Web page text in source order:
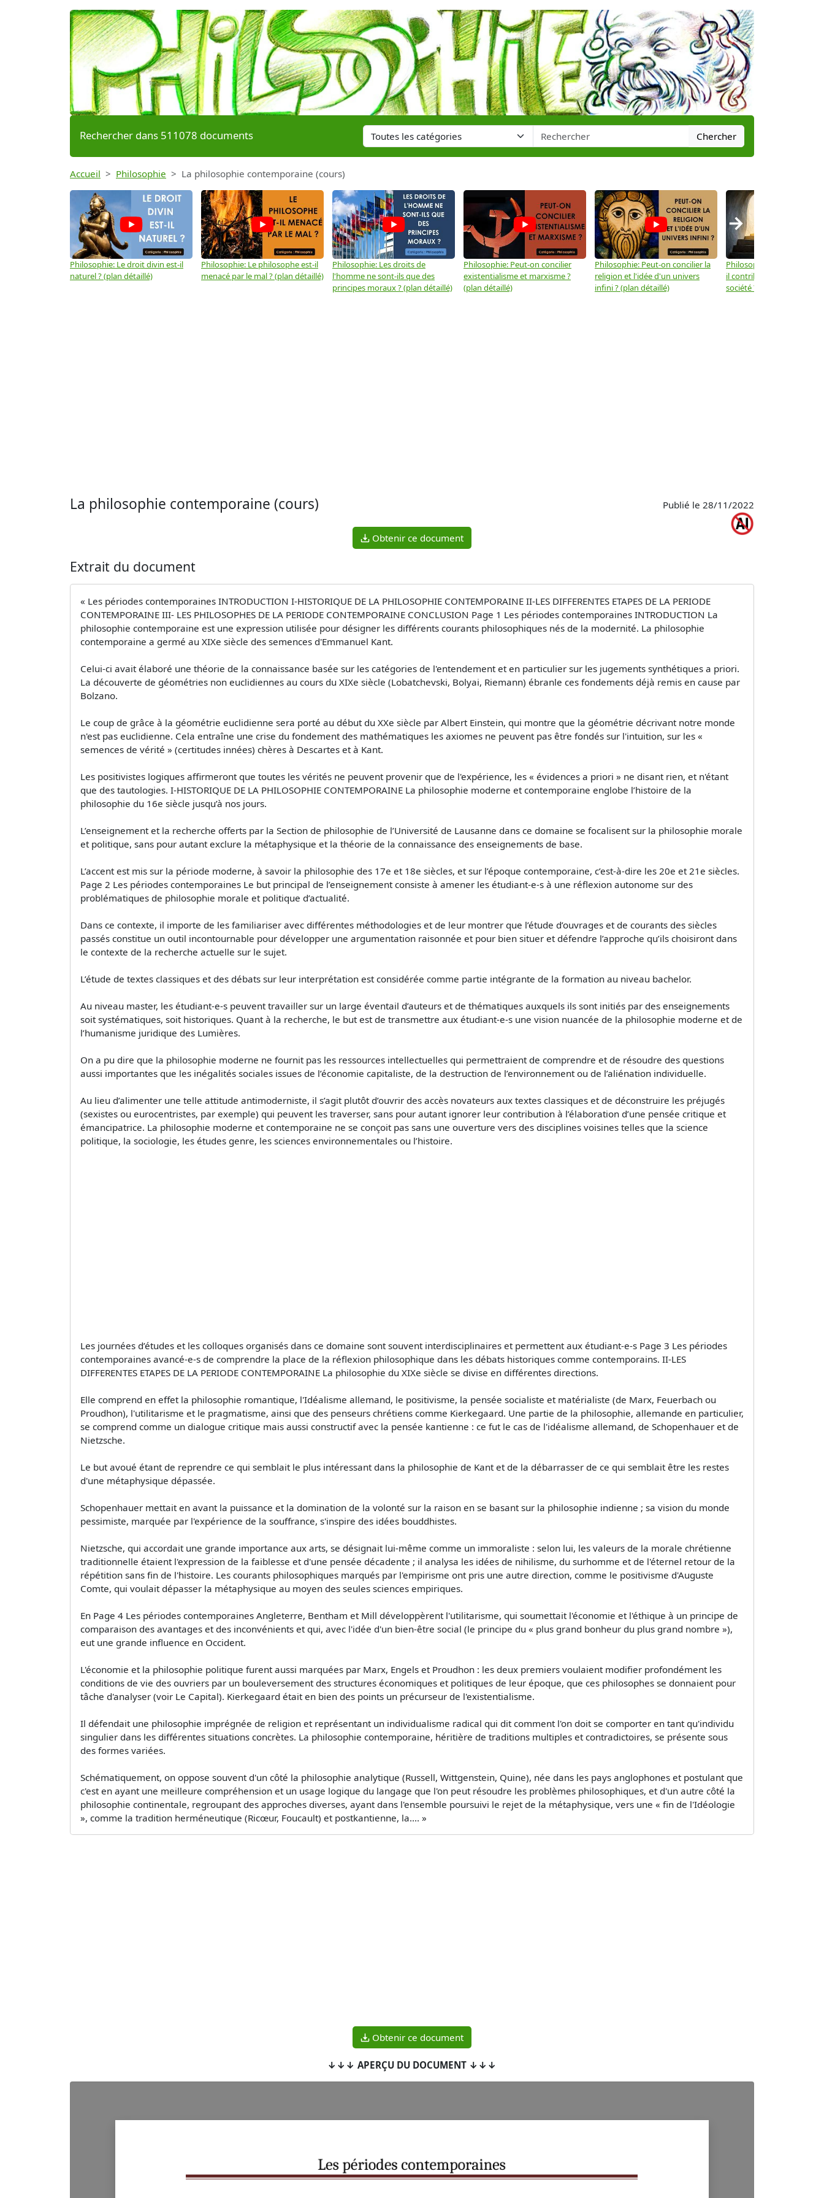
Rechercher dans 511078 documents Chercher
Accueil Philosophie La philosophie contemporaine (cours)
Philosophie: Le droit divin est-il
naturel ? (plan détaillé)
Philosophie: Le philosophe est-il
menacé par le mal ? (plan détaillé)
Philosophie: Les droits de
l'homme ne sont-ils que des
principes moraux ? (plan détaillé)
Philosophie: Peut-on concilier
existentialisme et marxisme ?
(plan détaillé)
Philosophie: Peut-on concilier la
religion et l'idée d'un univers
infini ? (plan détaillé)
Philosophie: Le
il contribuer au progrès de
société ? (plan détaillé)
→
La philosophie contemporaine (cours) Publié le 28/11/2022
Obtenir ce document
Extrait du document
« Les périodes contemporaines INTRODUCTION I-HISTORIQUE DE LA PHILOSOPHIE CONTEMPORAINE II-LES DIFFERENTES ETAPES DE LA PERIODE
CONTEMPORAINE III- LES PHILOSOPHES DE LA PERIODE CONTEMPORAINE CONCLUSION Page 1 Les périodes contemporaines INTRODUCTION La
philosophie contemporaine est une expression utilisée pour désigner les différents courants philosophiques nés de la modernité. La philosophie
contemporaine a germé au XIXe siècle des semences d'Emmanuel Kant.
Celui-ci avait élaboré une théorie de la connaissance basée sur les catégories de l'entendement et en particulier sur les jugements synthétiques a priori.
La découverte de géométries non euclidiennes au cours du XIXe siècle (Lobatchevski, Bolyai, Riemann) ébranle ces fondements déjà remis en cause par
Bolzano.
Le coup de grâce à la géométrie euclidienne sera porté au début du XXe siècle par Albert Einstein, qui montre que la géométrie décrivant notre monde
n'est pas euclidienne. Cela entraîne une crise du fondement des mathématiques les axiomes ne peuvent pas être fondés sur l'intuition, sur les «
semences de vérité » (certitudes innées) chères à Descartes et à Kant.
Les positivistes logiques affirmeront que toutes les vérités ne peuvent provenir que de l'expérience, les « évidences a priori » ne disant rien, et n'étant
que des tautologies. I-HISTORIQUE DE LA PHILOSOPHIE CONTEMPORAINE La philosophie moderne et contemporaine englobe l’histoire de la
philosophie du 16e siècle jusqu’à nos jours.
L’enseignement et la recherche offerts par la Section de philosophie de l’Université de Lausanne dans ce domaine se focalisent sur la philosophie morale
et politique, sans pour autant exclure la métaphysique et la théorie de la connaissance des enseignements de base.
L’accent est mis sur la période moderne, à savoir la philosophie des 17e et 18e siècles, et sur l’époque contemporaine, c’est-à-dire les 20e et 21e siècles.
Page 2 Les périodes contemporaines Le but principal de l’enseignement consiste à amener les étudiant-e-s à une réflexion autonome sur des
problématiques de philosophie morale et politique d’actualité.
Dans ce contexte, il importe de les familiariser avec différentes méthodologies et de leur montrer que l’étude d’ouvrages et de courants des siècles
passés constitue un outil incontournable pour développer une argumentation raisonnée et pour bien situer et défendre l’approche qu’ils choisiront dans
le contexte de la recherche actuelle sur le sujet.
L’étude de textes classiques et des débats sur leur interprétation est considérée comme partie intégrante de la formation au niveau bachelor.
Au niveau master, les étudiant-e-s peuvent travailler sur un large éventail d’auteurs et de thématiques auxquels ils sont initiés par des enseignements
soit systématiques, soit historiques. Quant à la recherche, le but est de transmettre aux étudiant-e-s une vision nuancée de la philosophie moderne et de
l’humanisme juridique des Lumières.
On a pu dire que la philosophie moderne ne fournit pas les ressources intellectuelles qui permettraient de comprendre et de résoudre des questions
aussi importantes que les inégalités sociales issues de l’économie capitaliste, de la destruction de l’environnement ou de l’aliénation individuelle.
Au lieu d’alimenter une telle attitude antimoderniste, il s’agit plutôt d’ouvrir des accès novateurs aux textes classiques et de déconstruire les préjugés
(sexistes ou eurocentristes, par exemple) qui peuvent les traverser, sans pour autant ignorer leur contribution à l’élaboration d’une pensée critique et
émancipatrice. La philosophie moderne et contemporaine ne se conçoit pas sans une ouverture vers des disciplines voisines telles que la science
politique, la sociologie, les études genre, les sciences environnementales ou l’histoire.
Les journées d’études et les colloques organisés dans ce domaine sont souvent interdisciplinaires et permettent aux étudiant-e-s Page 3 Les périodes
contemporaines avancé-e-s de comprendre la place de la réflexion philosophique dans les débats historiques comme contemporains. II-LES
DIFFERENTES ETAPES DE LA PERIODE CONTEMPORAINE La philosophie du XIXe siècle se divise en différentes directions.
Elle comprend en effet la philosophie romantique, l'Idéalisme allemand, le positivisme, la pensée socialiste et matérialiste (de Marx, Feuerbach ou
Proudhon), l'utilitarisme et le pragmatisme, ainsi que des penseurs chrétiens comme Kierkegaard. Une partie de la philosophie, allemande en particulier,
se comprend comme un dialogue critique mais aussi constructif avec la pensée kantienne : ce fut le cas de l'idéalisme allemand, de Schopenhauer et de
Nietzsche.
Le but avoué étant de reprendre ce qui semblait le plus intéressant dans la philosophie de Kant et de la débarrasser de ce qui semblait être les restes
d'une métaphysique dépassée.
Schopenhauer mettait en avant la puissance et la domination de la volonté sur la raison en se basant sur la philosophie indienne ; sa vision du monde
pessimiste, marquée par l'expérience de la souffrance, s'inspire des idées bouddhistes.
Nietzsche, qui accordait une grande importance aux arts, se désignait lui-même comme un immoraliste : selon lui, les valeurs de la morale chrétienne
traditionnelle étaient l'expression de la faiblesse et d'une pensée décadente ; il analysa les idées de nihilisme, du surhomme et de l'éternel retour de la
répétition sans fin de l'histoire. Les courants philosophiques marqués par l'empirisme ont pris une autre direction, comme le positivisme d'Auguste
Comte, qui voulait dépasser la métaphysique au moyen des seules sciences empiriques.
En Page 4 Les périodes contemporaines Angleterre, Bentham et Mill développèrent l'utilitarisme, qui soumettait l'économie et l'éthique à un principe de
comparaison des avantages et des inconvénients et qui, avec l'idée d'un bien-être social (le principe du « plus grand bonheur du plus grand nombre »),
eut une grande influence en Occident.
L'économie et la philosophie politique furent aussi marquées par Marx, Engels et Proudhon : les deux premiers voulaient modifier profondément les
conditions de vie des ouvriers par un bouleversement des structures économiques et politiques de leur époque, que ces philosophes se donnaient pour
tâche d'analyser (voir Le Capital). Kierkegaard était en bien des points un précurseur de l'existentialisme.
Il défendait une philosophie imprégnée de religion et représentant un individualisme radical qui dit comment l'on doit se comporter en tant qu'individu
singulier dans les différentes situations concrètes. La philosophie contemporaine, héritière de traditions multiples et contradictoires, se présente sous
des formes variées.
Schématiquement, on oppose souvent d'un côté la philosophie analytique (Russell, Wittgenstein, Quine), née dans les pays anglophones et postulant que
c'est en ayant une meilleure compréhension et un usage logique du langage que l'on peut résoudre les problèmes philosophiques, et d'un autre côté la
philosophie continentale, regroupant des approches diverses, ayant dans l'ensemble poursuivi le rejet de la métaphysique, vers une « fin de l'Idéologie
», comme la tradition herméneutique (Ricœur, Foucault) et postkantienne, la.... »
Obtenir ce document
↓↓↓ APERÇU DU DOCUMENT ↓↓↓